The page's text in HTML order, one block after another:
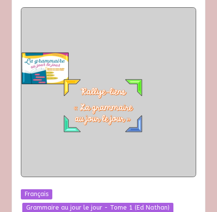
Posted
in
Français
Grammaire au jour le jour - Tome 1 (Ed Nathan)